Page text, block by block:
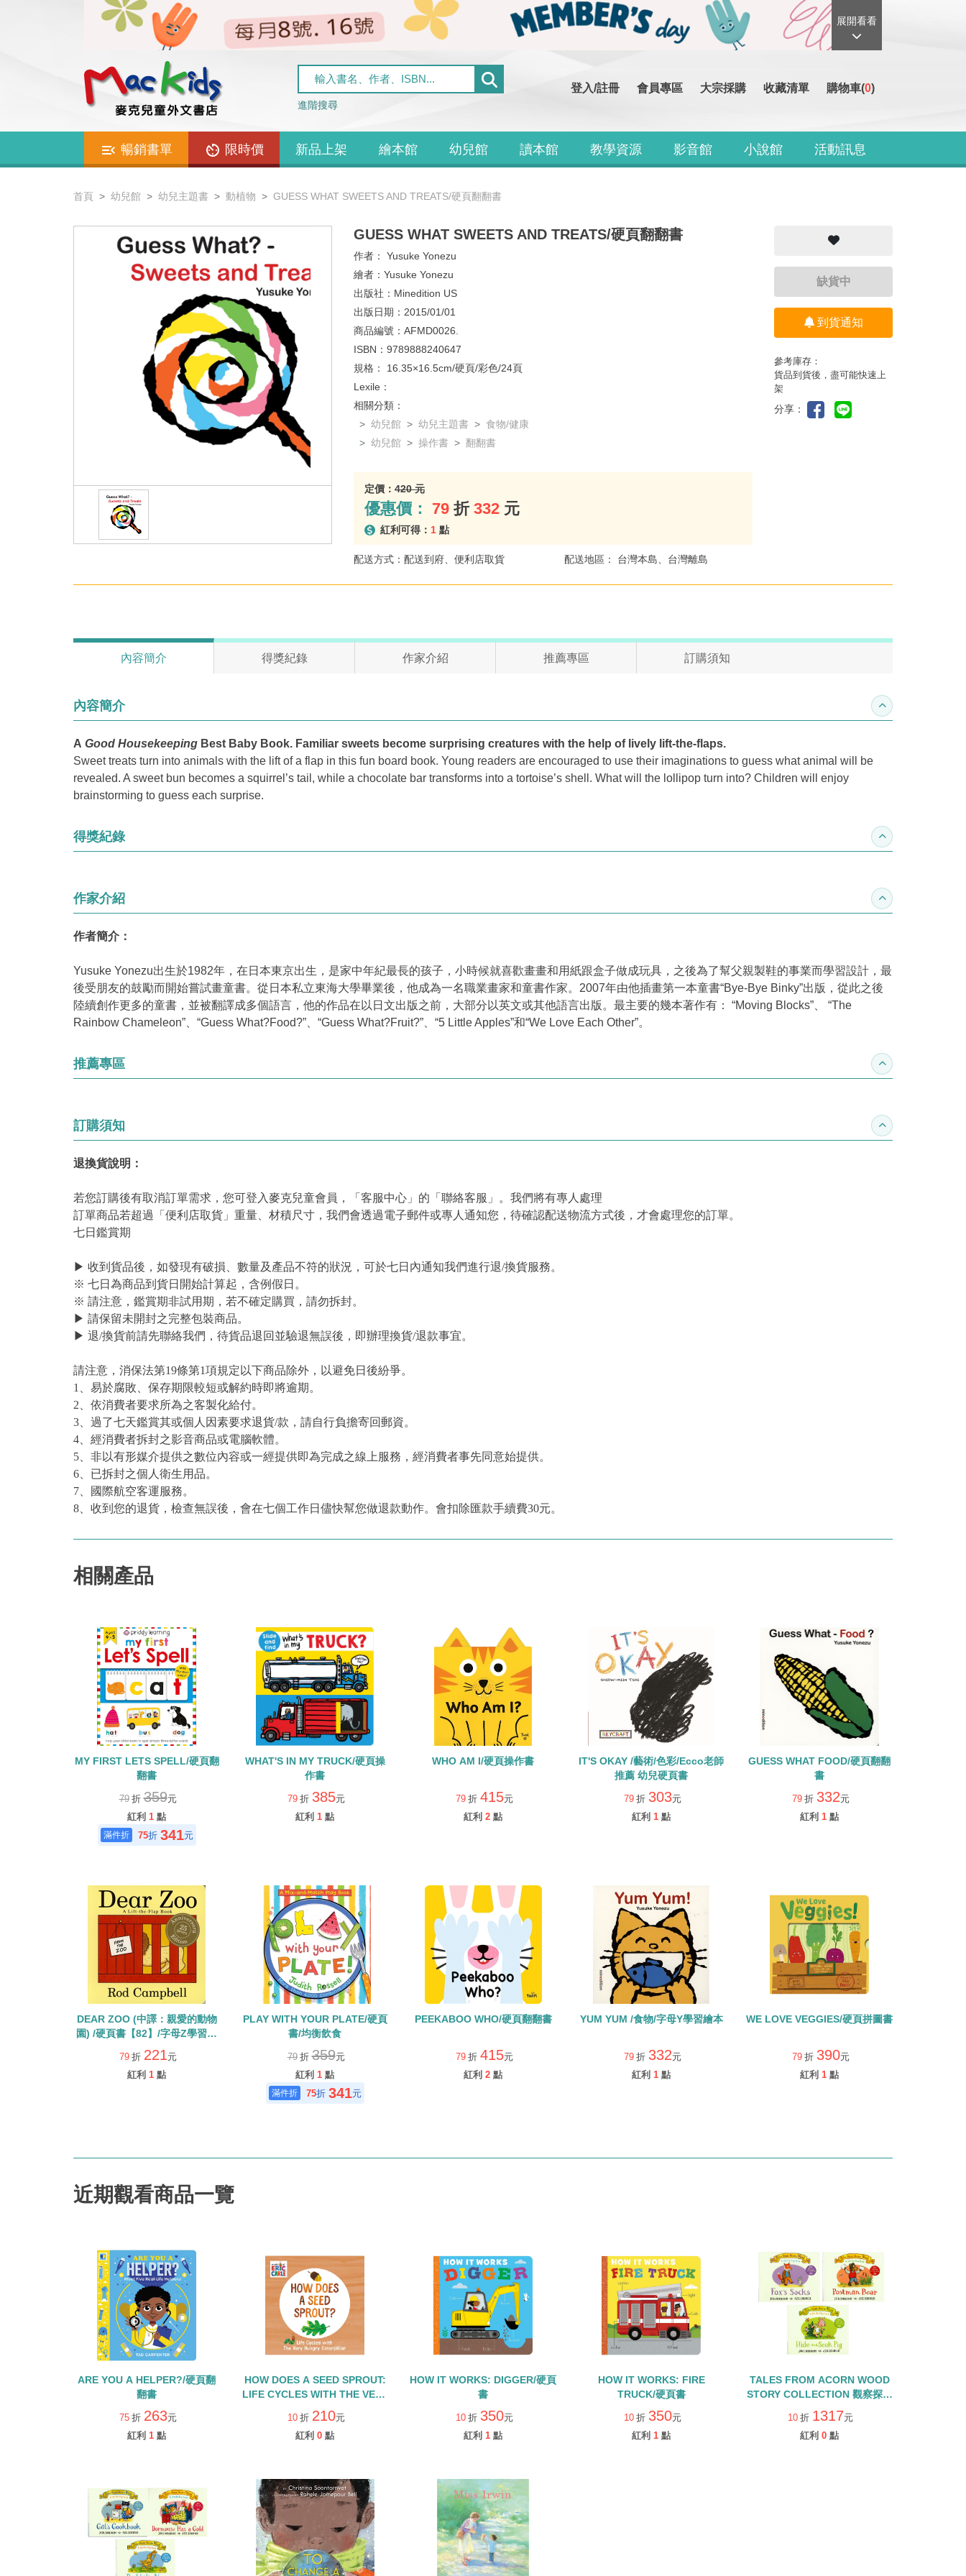
展開看看
進階搜尋
登入/註冊 會員專區 大宗採購 收藏清單 購物車(0)
暢銷書單 限時價 新品上架 繪本館 幼兒館 讀本館 教學資源 影音館 小說館 活動訊息
首頁 幼兒館 幼兒主題書 動植物 GUESS WHAT SWEETS AND TREATS/硬頁翻翻書
GUESS WHAT SWEETS AND TREATS/硬頁翻翻書
作者： Yusuke Yonezu
繪者： Yusuke Yonezu
出版社： Minedition US
出版日期： 2015/01/01
商品編號： AFMD0026.
ISBN： 9789888240647
規格： 16.35×16.5cm/硬頁/彩色/24頁
Lexile：
相關分類：
幼兒館
幼兒主題書
食物/健康
幼兒館
操作書 翻翻書
定價： 420 元
優惠價： 79 折 332 元
紅利可得： 1 點
配送方式：配送到府、便利店取貨 配送地區： 台灣本島、台灣離島
缺貨中
到貨通知
參考庫存：
貨品到貨後，盡可能快速上
架
分享：
內容簡介 得獎紀錄 作家介紹 推薦專區 訂購須知
內容簡介 收合內容簡介
A Good Housekeeping Best Baby Book. Familiar sweets become surprising creatures with the help of lively lift-the-flaps.
Sweet treats turn into animals with the lift of a flap in this fun board book. Young readers are encouraged to use their imaginations to guess what animal will be
revealed. A sweet bun becomes a squirrel’s tail, while a chocolate bar transforms into a tortoise’s shell. What will the lollipop turn into? Children will enjoy
brainstorming to guess each surprise.
得獎紀錄 收合得獎紀錄
作家介紹 收合作家介紹
作者簡介：
Yusuke Yonezu出生於1982年，在日本東京出生，是家中年紀最長的孩子，小時候就喜歡畫畫和用紙跟盒子做成玩具，之後為了幫父親製鞋的事業而學習設計，最
後受朋友的鼓勵而開始嘗試畫童書。從日本私立東海大學畢業後，他成為一名職業畫家和童書作家。2007年由他插畫第一本童書“Bye-Bye Binky”出版，從此之後
陸續創作更多的童書，並被翻譯成多個語言，他的作品在以日文出版之前，大部分以英文或其他語言出版。最主要的幾本著作有： “Moving Blocks”、 “The
Rainbow Chameleon”、“Guess What?Food?”、“Guess What?Fruit?”、“5 Little Apples”和“We Love Each Other”。
推薦專區 收合推薦專區
訂購須知 收合訂購須知
退換貨說明：
若您訂購後有取消訂單需求，您可登入麥克兒童會員，「客服中心」的「聯絡客服」。我們將有專人處理
訂單商品若超過「便利店取貨」重量、材積尺寸，我們會透過電子郵件或專人通知您，待確認配送物流方式後，才會處理您的訂單。
七日鑑賞期
▶ 收到貨品後，如發現有破損、數量及產品不符的狀況，可於七日內通知我們進行退/換貨服務。
※ 七日為商品到貨日開始計算起，含例假日。
※ 請注意，鑑賞期非試用期，若不確定購買，請勿拆封。
▶ 請保留未開封之完整包裝商品。
▶ 退/換貨前請先聯絡我們，待貨品退回並驗退無誤後，即辦理換貨/退款事宜。
請注意，消保法第19條第1項規定以下商品除外，以避免日後紛爭。
1、易於腐敗、保存期限較短或解約時即將逾期。
2、依消費者要求所為之客製化給付。
3、過了七天鑑賞其或個人因素要求退貨/款，請自行負擔寄回郵資。
4、經消費者拆封之影音商品或電腦軟體。
5、非以有形媒介提供之數位內容或一經提供即為完成之線上服務，經消費者事先同意始提供。
6、已拆封之個人衛生用品。
7、國際航空客運服務。
8、收到您的退貨，檢查無誤後，會在七個工作日儘快幫您做退款動作。會扣除匯款手續費30元。
相關產品
MY FIRST LETS SPELL/硬頁翻
翻書
79 折359元
紅利 1 點
75折 341元
WHAT'S IN MY TRUCK/硬頁操
作書
79 折 385元
紅利 1 點
WHO AM I/硬頁操作書
79 折 415元
紅利 2 點
IT'S OKAY /藝術/色彩/Ecco老師
推薦 幼兒硬頁書
79 折 303元
紅利 1 點
GUESS WHAT FOOD/硬頁翻翻
書
79 折 332元
紅利 1 點
DEAR ZOO (中譯：親愛的動物
園) /硬頁書【82】/字母Z學習繪
本
79 折 221元
紅利 1 點
PLAY WITH YOUR PLATE/硬頁
書/均衡飲食
79 折359元
紅利 1 點
75折 341元
PEEKABOO WHO/硬頁翻翻書
79 折 415元
紅利 2 點
YUM YUM /食物/字母Y學習繪本
79 折 332元
紅利 1 點
WE LOVE VEGGIES/硬頁拼圖書
79 折 390元
紅利 1 點
近期觀看商品一覽
ARE YOU A HELPER?/硬頁翻
翻書
75 折 263元
紅利 1 點
HOW DOES A SEED SPROUT:
LIFE CYCLES WITH THE VERY
HUNGRY CATERPILLAR/硬頁
書
10 折 210元
紅利 0 點
HOW IT WORKS: DIGGER/硬頁
書
10 折 350元
紅利 1 點
HOW IT WORKS: FIRE
TRUCK/硬頁書
10 折 350元
紅利 1 點
TALES FROM ACORN WOOD
STORY COLLECTION 觀察探索
組/硬頁翻翻書+QR CODE
10 折 1317元
紅利 0 點